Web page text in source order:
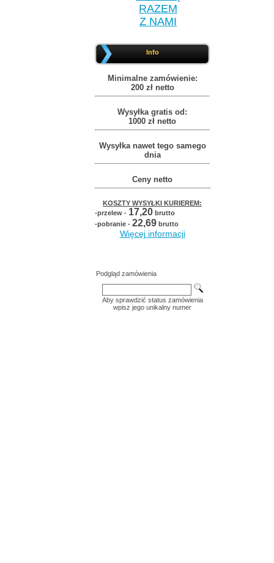
RAZEM
Z NAMI
Info
Minimalne zamówienie:
200 zł netto
Wysyłka gratis od:
1000 zł netto
Wysyłka nawet tego samego
dnia
Ceny netto
KOSZTY WYSYŁKI KURIEREM:
-przelew - 17,20 brutto
-pobranie - 22,69 brutto
Więcej informacji
Podgląd zamówienia
Aby sprawdzić status zamówienia
wpisz jego unikalny numer